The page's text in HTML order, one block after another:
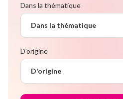
Dans la thématique
Dans la thématique
D'origine
D'origine